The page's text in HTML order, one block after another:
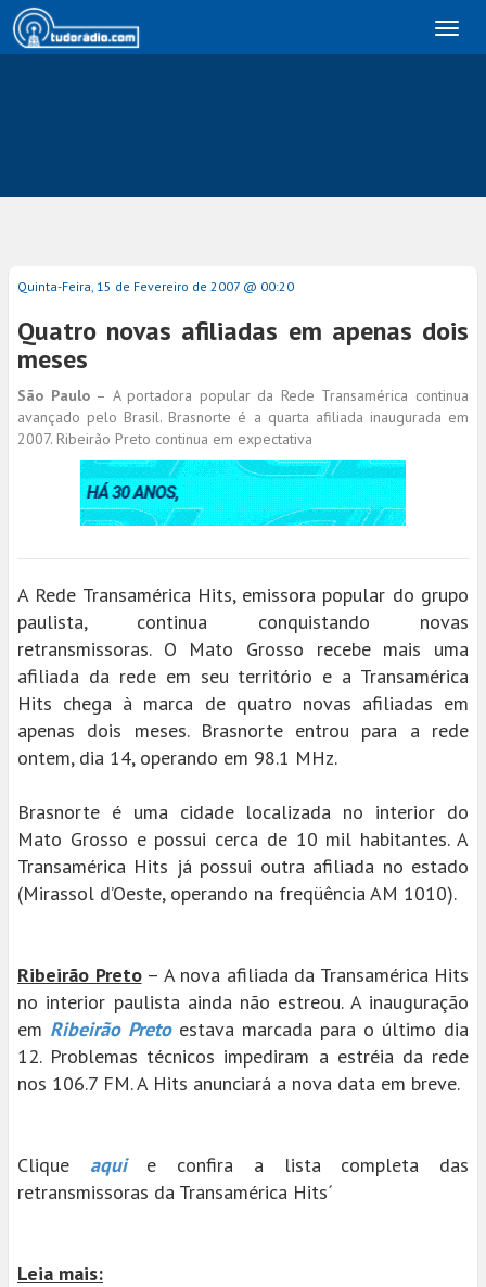
Quinta-Feira, 15 de Fevereiro de 2007 @ 00:20
Quatro novas afiliadas em apenas dois
meses
São Paulo– A portadora popular da Rede Transamérica continua
avançado pelo Brasil. Brasnorte é a quarta afiliada inaugurada em
2007. Ribeirão Preto continua em expectativa
A Rede Transamérica Hits, emissora popular do grupo
paulista, continua conquistando novas
retransmissoras. O Mato Grosso recebe mais uma
afiliada da rede em seu território e a Transamérica
Hits chega à marca de quatro novas afiliadas em
apenas dois meses. Brasnorte entrou para a rede
ontem, dia 14, operando em 98.1 MHz.
Brasnorte é uma cidade localizada no interior do
Mato Grosso e possui cerca de 10 mil habitantes. A
Transamérica Hits já possui outra afiliada no estado
(Mirassol d’Oeste, operando na freqüência AM 1010).
Ribeirão Preto– A nova afiliada da Transamérica Hits
no interior paulista ainda não estreou. A inauguração
em Ribeirão Pretoestava marcada para o último dia
12. Problemas técnicos impediram a estréia da rede
nos 106.7 FM. A Hits anunciará a nova data em breve.
Clique aquie confira a lista completa das
retransmissoras da Transamérica Hits´
Leia mais: